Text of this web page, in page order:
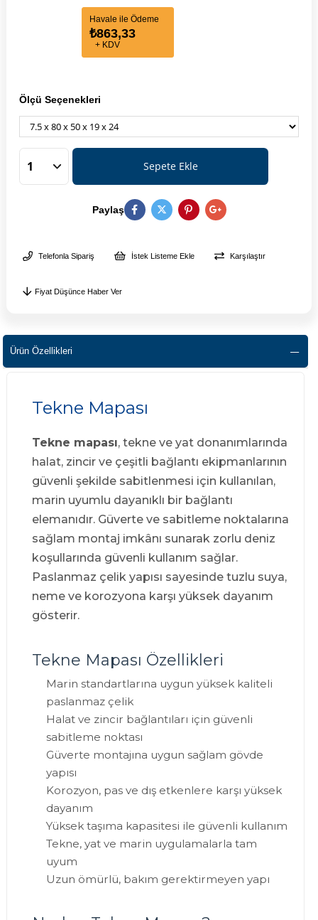
Havale ile Ödeme
₺863,33
+ KDV
Ölçü Seçenekleri
Paylaş
Telefonla Sipariş İstek Listeme Ekle Karşılaştır
Fiyat Düşünce Haber Ver
Ürün Özellikleri
Tekne Mapası
Tekne mapası, tekne ve yat donanımlarında
halat, zincir ve çeşitli bağlantı ekipmanlarının
güvenli şekilde sabitlenmesi için kullanılan,
marin uyumlu dayanıklı bir bağlantı
elemanıdır. Güverte ve sabitleme noktalarına
sağlam montaj imkânı sunarak zorlu deniz
koşullarında güvenli kullanım sağlar.
Paslanmaz çelik yapısı sayesinde tuzlu suya,
neme ve korozyona karşı yüksek dayanım
gösterir.
Tekne Mapası Özellikleri
Marin standartlarına uygun yüksek kaliteli
paslanmaz çelik
Halat ve zincir bağlantıları için güvenli
sabitleme noktası
Güverte montajına uygun sağlam gövde
yapısı
Korozyon, pas ve dış etkenlere karşı yüksek
dayanım
Yüksek taşıma kapasitesi ile güvenli kullanım
Tekne, yat ve marin uygulamalarla tam
uyum
Uzun ömürlü, bakım gerektirmeyen yapı